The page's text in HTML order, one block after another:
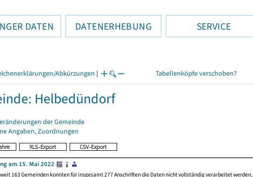
DATEN DATENERHEBUNG SERVICE
Abkürzungen | Tabellenköpfe verschoben?
Helbedündorf
der Gemeinde
Angaben, Zuordnungen
am 15. Mai 2022
163 Gemeinden konnten für insgesamt 277 Anschriften die Daten nicht vollständig verarbeitet werden,